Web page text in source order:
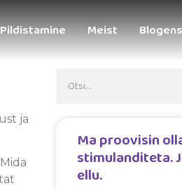
Pildistamine Meist Blogens
ja
Ma proovisin
stimulanditeta.
ellu.